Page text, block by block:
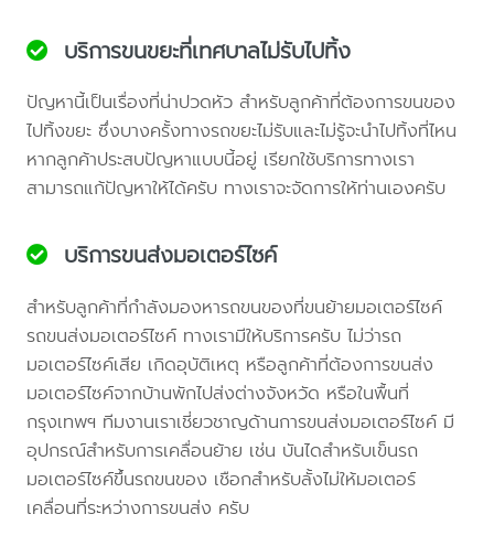
บริการขนขยะที่เทศบาลไม่รับไปทิ้ง
ปัญหานี้เป็นเรื่องที่น่าปวดหัว สำหรับลูกค้าที่ต้องการขนของ
ไปทิ้งขยะ ซึ่งบางครั้งทางรถขยะไม่รับและไม่รู้จะนำไปทิ้งที่ไหน
หากลูกค้าประสบปัญหาแบบนี้อยู่ เรียกใช้บริการทางเรา
สามารถแก้ปัญหาให้ได้ครับ ทางเราจะจัดการให้ท่านเองครับ
บริการขนส่งมอเตอร์ไซค์
สำหรับลูกค้าที่กำลังมองหารถขนของที่ขนย้ายมอเตอร์ไซค์
รถขนส่งมอเตอร์ไซค์ ทางเรามีให้บริการครับ ไม่ว่ารถ
มอเตอร์ไซค์เสีย เกิดอุบัติเหตุ หรือลูกค้าที่ต้องการขนส่ง
มอเตอร์ไซค์จากบ้านพักไปส่งต่างจังหวัด หรือในพื้นที่
กรุงเทพฯ ทีมงานเราเชี่ยวชาญด้านการขนส่งมอเตอร์ไซค์ มี
อุปกรณ์สำหรับการเคลื่อนย้าย เช่น บันไดสำหรับเข็นรถ
มอเตอร์ไซค์ขึ้นรถขนของ เชือกสำหรับลั้งไม่ให้มอเตอร์
เคลื่อนที่ระหว่างการขนส่ง ครับ